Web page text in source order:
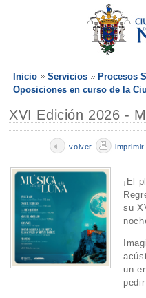
Inicio Servicios Procesos
Oposiciones en curso de la
XVI Edición 2026 -
imprimir
volver
¡El
su
un